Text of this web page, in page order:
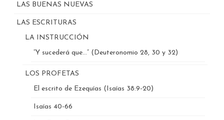
LAS BUENAS NUEVAS
LAS ESCRITURAS
LA INSTRUCCIÓN
“Y sucederá que…” (Deuteronomio 28, 30 y 32)
LOS PROFETAS
El escrito de Ezequías (Isaías 38:9-20)
Isaías 40-66